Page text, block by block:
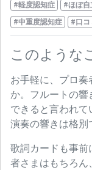
#軽度認知症
#ほぼ自
#中重度認知症
#口コ
このような
お手軽に、プロ奏
か。フルートの響
できると言われて
演奏の響きは格別
歌詞カードも事前
者さまはもちろん